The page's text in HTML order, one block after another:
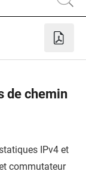
de chemin
IPv4 et
commutateur